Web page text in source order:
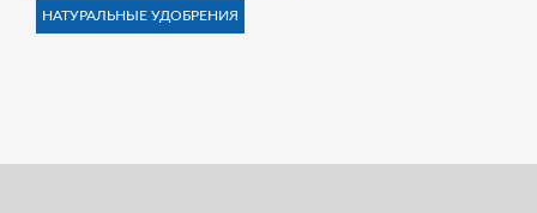
НАТУРАЛЬНЫЕ УДОБРЕНИЯ